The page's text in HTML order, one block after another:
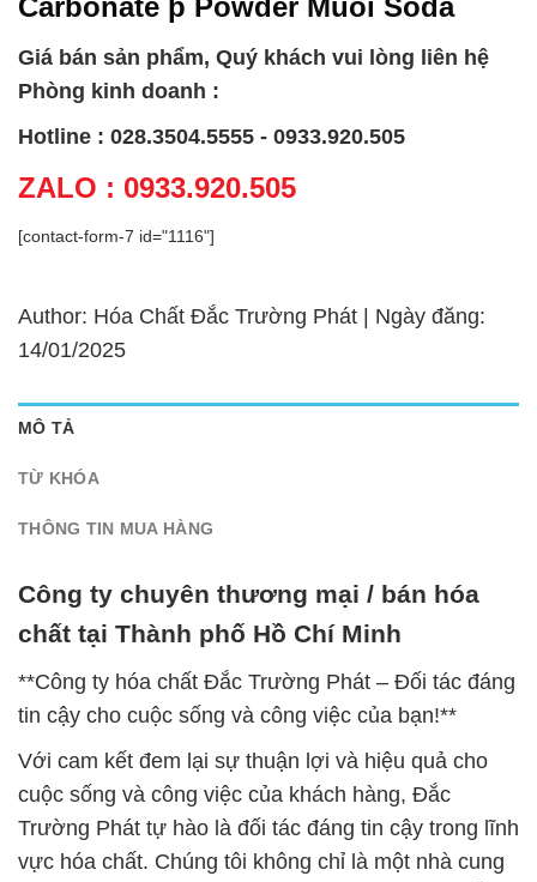
Giá bán sản phẩm, Quý khách vui lòng liên hệ
Phòng kinh doanh :
Hotline : 028.3504.5555 - 0933.920.505
ZALO : 0933.920.505
[contact-form-7 id="1116"]
Author: Hóa Chất Đắc Trường Phát | Ngày đăng:
14/01/2025
MÔ TẢ
TỪ KHÓA
THÔNG TIN MUA HÀNG
Công ty chuyên thương mại / bán hóa
chất tại Thành phố Hồ Chí Minh
**Công ty hóa chất Đắc Trường Phát – Đối tác đáng
tin cậy cho cuộc sống và công việc của bạn!**
Với cam kết đem lại sự thuận lợi và hiệu quả cho
cuộc sống và công việc của khách hàng, Đắc
Trường Phát tự hào là đối tác đáng tin cậy trong lĩnh
vực hóa chất. Chúng tôi không chỉ là một nhà cung